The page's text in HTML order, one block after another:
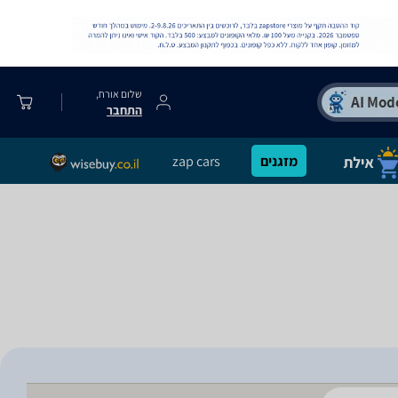
שלום אורח,
התחבר
מזגנים zap cars